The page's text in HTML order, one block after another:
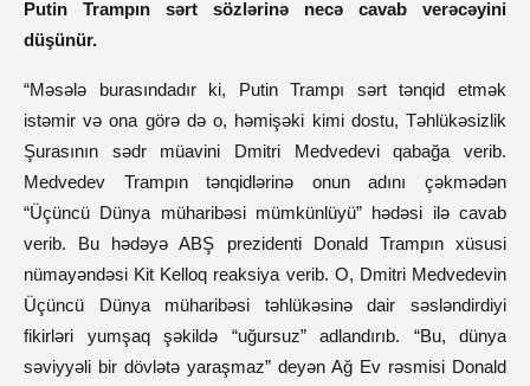
Putin Trampın sərt sözlərinə necə cavab verəcəyini
düşünür.
“Məsələ burasındadır ki, Putin Trampı sərt tənqid etmək
istəmir və ona görə də o, həmişəki kimi dostu, Təhlükəsizlik
Şurasının sədr müavini Dmitri Medvedevi qabağa verib.
Medvedev Trampın tənqidlərinə onun adını çəkmədən
“Üçüncü Dünya müharibəsi mümkünlüyü” hədəsi ilə cavab
verib. Bu hədəyə ABŞ prezidenti Donald Trampın xüsusi
nümayəndəsi Kit Kelloq reaksiya verib. O, Dmitri Medvedevin
Üçüncü Dünya müharibəsi təhlükəsinə dair səsləndirdiyi
fikirləri yumşaq şəkildə “uğursuz” adlandırıb. “Bu, dünya
səviyyəli bir dövlətə yaraşmaz” deyən Ağ Ev rəsmisi Donald